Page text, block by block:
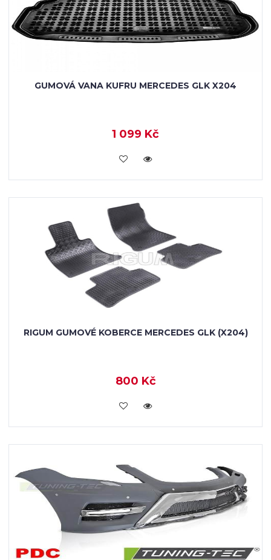
GUMOVÁ VANA KUFRU MERCEDES GLK X204
1 099 Kč
KOUPIT
RIGUM GUMOVÉ KOBERCE MERCEDES GLK (X204)
800 Kč
KOUPIT